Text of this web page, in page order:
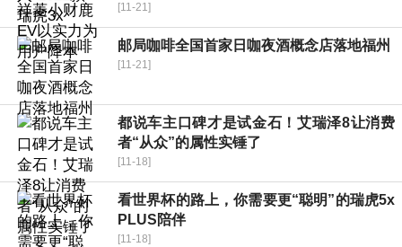
[11-21]
邮局咖啡全国首家日咖夜酒概念店落地福州
[11-21]
都说车主口碑才是试金石！艾瑞泽8让消费
者“从众”的属性实锤了
[11-18]
看世界杯的路上，你需要更“聪明”的瑞虎5x
PLUS陪伴
[11-18]